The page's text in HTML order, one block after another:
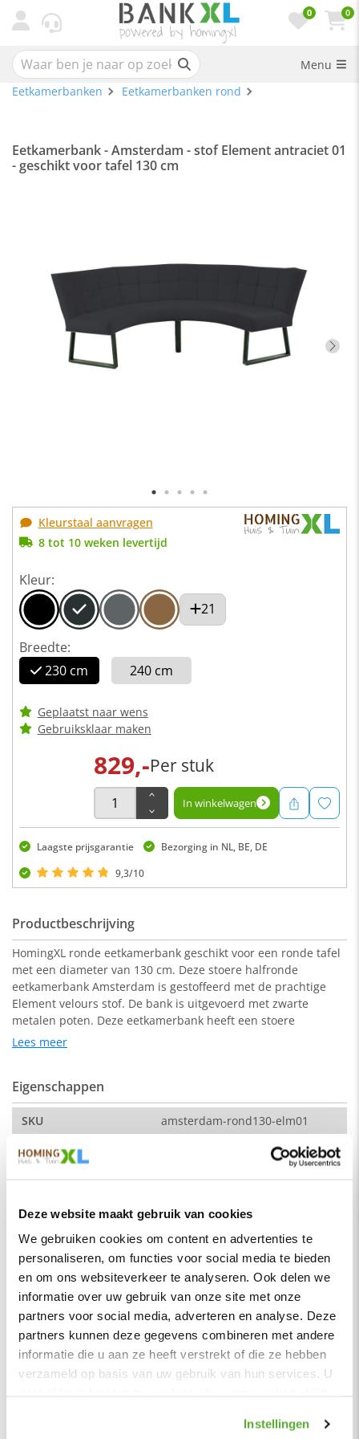
Deze website maakt gebruik van cookies
We gebruiken cookies om content en advertenties te
personaliseren, om functies voor social media te bieden
en om ons websiteverkeer te analyseren. Ook delen we
informatie over uw gebruik van onze site met onze
partners voor social media, adverteren en analyse. Deze
partners kunnen deze gegevens combineren met andere
informatie die u aan ze heeft verstrekt of die ze hebben
verzameld op basis van uw gebruik van hun services. U
Instellingen
0 0
Menu
Eetkamerbanken
Eetkamerbanken rond
Eetkamerbank - Amsterdam - stof Element antraciet 01
- geschikt voor tafel 130 cm
Kleurstaal aanvragen
8 tot 10 weken levertijd
Kleur:
21
Breedte:
230 cm
240 cm
Geplaatst naar wens
Gebruiksklaar maken
829,-Per stuk
In winkelwagen
Laagste prijsgarantie
Bezorging in NL, BE, DE
9,3/10
Productbeschrijving
HomingXL ronde eetkamerbank geschikt voor een ronde tafel
met een diameter van 130 cm. Deze stoere halfronde
eetkamerbank Amsterdam is gestoffeerd met de prachtige
Element velours stof. De bank is uitgevoerd met zwarte
metalen poten. Deze eetkamerbank heeft een stoere
uitstraling en is zowel geschikt voor een industrieel als een
Afmeting:
hoek naar hoek: 230 cm (breedte)
Zitdiepte: 44 cm
werkelijkheid. Zeker weten dat dit de kleur is die je zoekt?
Vraag dan een stukje van de stof op via de knop "kleurstaal
aanvragen".
Stof
Element stof is een velours stofsoort met een zachte
uitstraling. Door de velours stof krijgt de bank een zeer
opvallende en rijke uitstraling. De Element stof is geschikt
voor zowel een modern als een klassiek interieur.
Lees meer
Eigenschappen
SKU
amsterdam-rond130-elm01
Montage
Serie
Amsterdam
Kleur
Antraciet
Materiaal
Stof
Zitbreedte
200 cm
Zitdiepte
45 cm
51 cm